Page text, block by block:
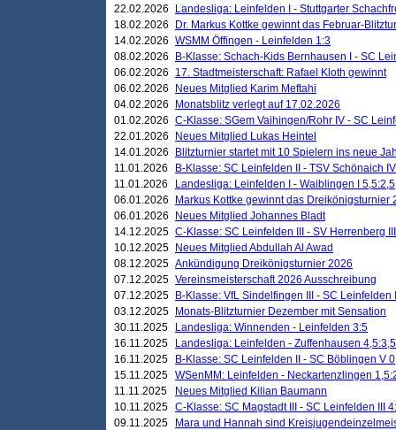
22.02.2026
Landesliga: Leinfelden I - Stuttgarter
18.02.2026
Dr. Markus Kottke gewinnt das Februar-
14.02.2026 WSMM Öffingen - Leinfelden 1:3
08.02.2026
B-Klasse: Schach-Kids Bernhausen I - SC
06.02.2026
17. Stadtmeisterschaft: Rafael Kloth gewinnt
06.02.2026
Neues Mitglied Karim Meftahi
04.02.2026
Monatsblitz verlegt auf 17.02.2026
01.02.2026 C-Klasse: SGem Vaihingen/Rohr IV - SC
22.01.2026
Neues Mitglied Lukas Heintel
14.01.2026
Blitzturnier startet mit 10 Spielern ins neue
11.01.2026
B-Klasse: SC Leinfelden II - TSV Schönaich
11.01.2026
Landesliga: Leinfelden I - Waiblingen I 5,5:2,5
06.01.2026
Markus Kottke gewinnt das Dreikönigsturnier
06.01.2026
Neues Mitglied Johannes Bladt
14.12.2025 C-Klasse: SC Leinfelden III - SV Herrenberg
10.12.2025
Neues Mitglied Abdullah Al Awad
08.12.2025 Ankündigung Dreikönigsturnier 2026
07.12.2025 Vereinsmeisterschaft 2026 Ausschreibung
07.12.2025
B-Klasse: VfL Sindelfingen III - SC Leinfelden
03.12.2025
Monats-Blitzturnier Dezember mit Sensation
30.11.2025
Landesliga: Winnenden - Leinfelden 3:5
16.11.2025
Landesliga: Leinfelden - Zuffenhausen 4,5:3,5
16.11.2025
B-Klasse: SC Leinfelden II - SC Böblingen V
15.11.2025 WSenMM: Leinfelden - Neckartenzlingen
11.11.2025
Neues Mitglied Kilian Baumann
10.11.2025 C-Klasse: SC Magstadt III - SC Leinfelden III
09.11.2025
Mara und Hannah sind